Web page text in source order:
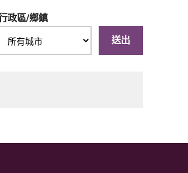
政區/鄉鎮
送出